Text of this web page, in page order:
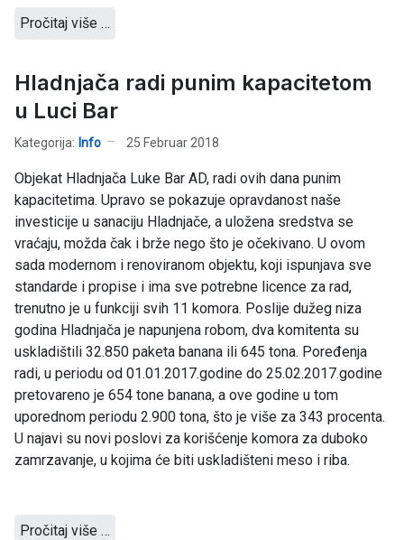
Pročitaj više …
Hladnjača radi punim kapacitetom
u Luci Bar
Kategorija: Info 25 Februar 2018
Objekat Hladnjača Luke Bar AD, radi ovih dana punim
kapacitetima. Upravo se pokazuje opravdanost naše
investicije u sanaciju Hladnjače, a uložena sredstva se
vraćaju, možda čak i brže nego što je očekivano. U ovom
sada modernom i renoviranom objektu, koji ispunjava sve
standarde i propise i ima sve potrebne licence za rad,
trenutno je u funkciji svih 11 komora. Poslije dužeg niza
godina Hladnjača je napunjena robom, dva komitenta su
uskladištili 32.850 paketa banana ili 645 tona. Poređenja
radi, u periodu od 01.01.2017.godine do 25.02.2017.godine
pretovareno je 654 tone banana, a ove godine u tom
uporednom periodu 2.900 tona, što je više za 343 procenta.
U najavi su novi poslovi za korišćenje komora za duboko
zamrzavanje, u kojima će biti uskladišteni meso i riba.
Pročitaj više …